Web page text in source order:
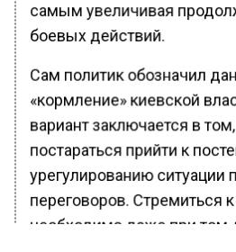
самым увеличивая
боевых действий.
Сам политик обозначил
«кормление» киевской
вариант заключается в
постараться прийти к
урегулированию ситуации
переговоров. Стремиться
необходимо даже при том,